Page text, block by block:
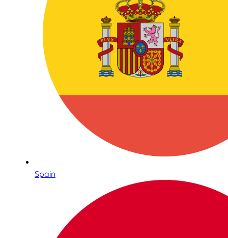
Spain